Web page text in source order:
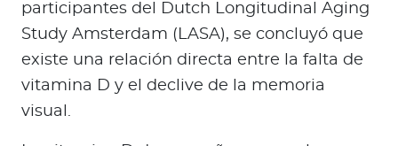
participantes del Dutch Longitudinal Aging
Study Amsterdam (LASA), se concluyó que
existe una relación directa entre la falta de
vitamina D y el declive de la memoria
visual.